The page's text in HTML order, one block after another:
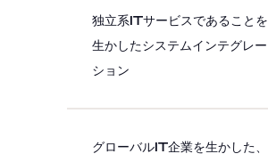
独立系ITサービスであることを
生かしたシステムインテグレー
ション
グローバルIT企業を生かした、